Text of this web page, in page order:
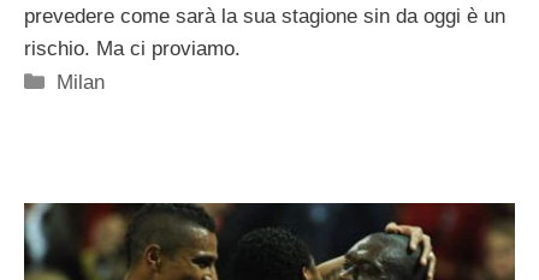
prevedere come sarà la sua stagione sin da oggi è un
rischio. Ma ci proviamo.
Categorie
Milan